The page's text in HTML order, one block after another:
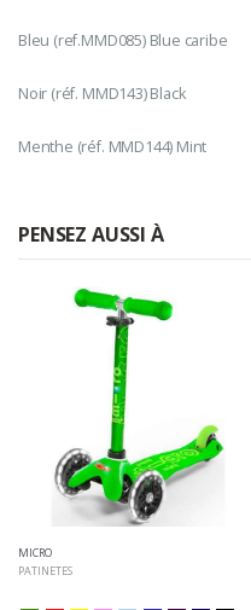
Bleu (ref.MMD085) Blue caribe
Noir (réf. MMD143) Black
Menthe (réf. MMD144) Mint
PENSEZ AUSSI À
MICRO
PATINETES